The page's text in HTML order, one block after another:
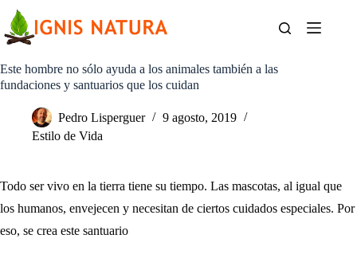
contenido
Este hombre no sólo ayuda a los animales también a las
fundaciones y santuarios que los cuidan
Pedro Lisperguer
9 agosto, 2019
Estilo de Vida
Todo ser vivo en la tierra tiene su tiempo. Las mascotas, al igual que
los humanos, envejecen y necesitan de ciertos cuidados especiales. Por
eso, se crea este santuario